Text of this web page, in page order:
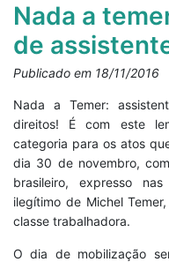
Nada a
de
Publicado em 18/11/2016
Nada a Temer:
direitos! É com este
categoria para os atos
dia 30 de novembro,
brasileiro, expresso
ilegítimo de Michel
classe trabalhadora.
O dia de mobilização